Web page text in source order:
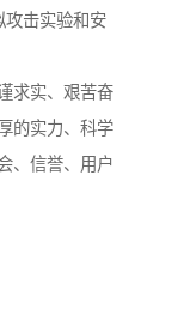
攻击实验和安
求实、艰苦奋
的实力、科学
、信誉、用户